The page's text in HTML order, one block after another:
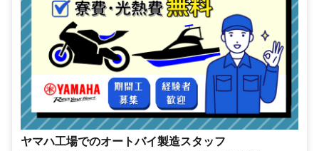
ヤマハ工場でのオートバイ製造スタッフ